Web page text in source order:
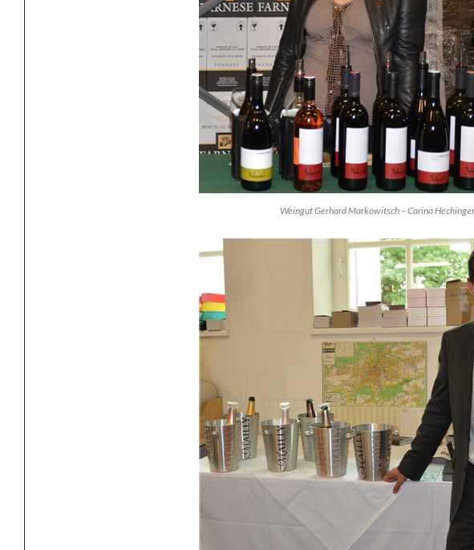
Weingut Gerhard Markowitsch – Carina